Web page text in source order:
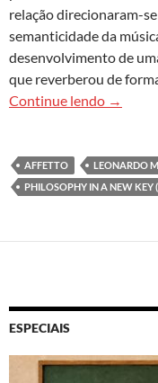
relação direcionaram-
semanticidade da
desenvolvimento de
que reverberou de
Continue lendo Affetto
→
AFFETTO
LEONARDO
PHILOSOPHY IN A NEW KEY
ESPECIAIS